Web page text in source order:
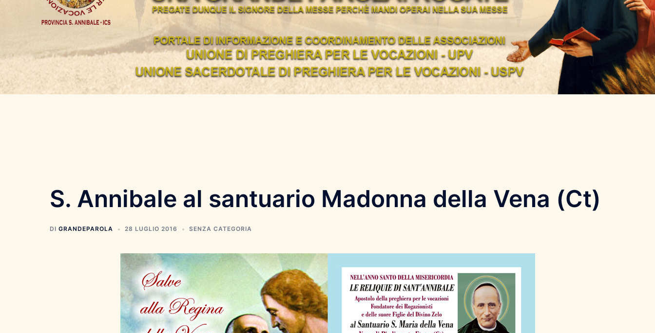
S. Annibale al santuario Madonna della Vena (Ct)
DI GRANDEPAROLA 28 LUGLIO 2016 SENZA CATEGORIA